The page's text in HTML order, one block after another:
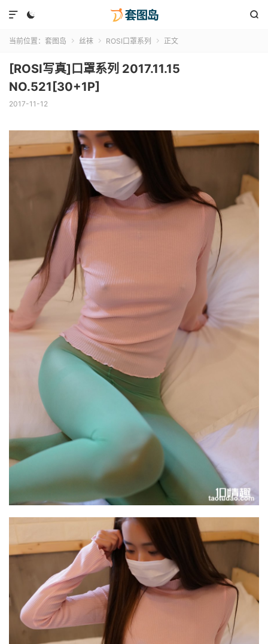
 

当前位置： 套图岛  丝袜  ROSI口罩系列  正文
[ROSI写真]口罩系列 2017.11.15
NO.521[30+1P]
2017-11-12